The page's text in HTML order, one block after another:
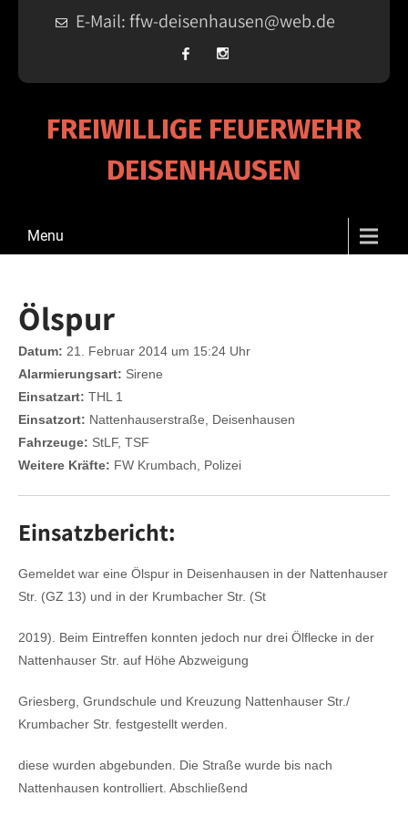
E-Mail: ffw-deisenhausen@web.de
FREIWILLIGE FEUERWEHR
DEISENHAUSEN
Menu
Ölspur
Datum: 21. Februar 2014 um 15:24 Uhr
Alarmierungsart: Sirene
Einsatzart: THL 1
Einsatzort: Nattenhauserstraße, Deisenhausen
Fahrzeuge: StLF, TSF
Weitere Kräfte: FW Krumbach, Polizei
Einsatzbericht:
Gemeldet war eine Ölspur in Deisenhausen in der Nattenhauser
Str. (GZ 13) und in der Krumbacher Str. (St
2019). Beim Eintreffen konnten jedoch nur drei Ölflecke in der
Nattenhauser Str. auf Höhe Abzweigung
Griesberg, Grundschule und Kreuzung Nattenhauser Str./
Krumbacher Str. festgestellt werden.
diese wurden abgebunden. Die Straße wurde bis nach
Nattenhausen kontrolliert. Abschließend